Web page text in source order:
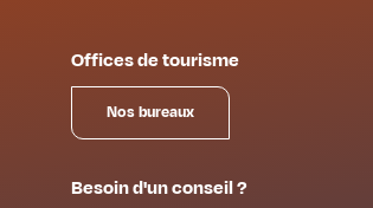
Offices de tourisme
Nos bureaux
Besoin d'un conseil ?